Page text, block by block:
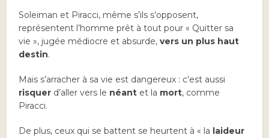
Soleiman et Piracci, même s’ils s’opposent,
représentent l’homme prêt à tout pour « Quitter sa
vie », jugée médiocre et absurde,vers un plus haut
destin.
Mais s’arracher à sa vie est dangereux : c’est aussi
risquer d’aller vers le néant et la mort, comme
Piracci.
De plus, ceux qui se battent se heurtent à « la laideur